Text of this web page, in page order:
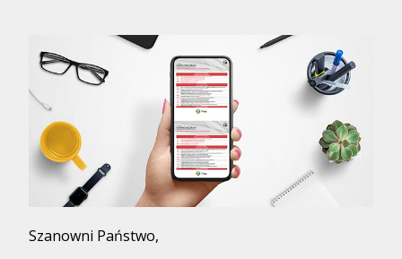
Szanowni Państwo,